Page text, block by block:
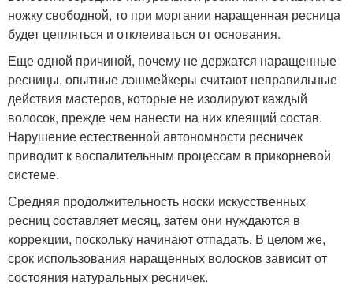
ножку свободной, то при моргании наращенная ресница
будет цепляться и отклеиваться от основания.
Еще одной причиной, почему не держатся наращенные
ресницы, опытные лэшмейкеры считают неправильные
действия мастеров, которые не изолируют каждый
волосок, прежде чем нанести на них клеящий состав.
Нарушение естественной автономности ресничек
приводит к воспалительным процессам в прикорневой
системе.
Средняя продолжительность носки искусственных
ресниц составляет месяц, затем они нуждаются в
коррекции, поскольку начинают отпадать. В целом же,
срок использования наращенных волосков зависит от
состояния натуральных ресничек.